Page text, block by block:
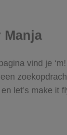
vind je
let’s make it